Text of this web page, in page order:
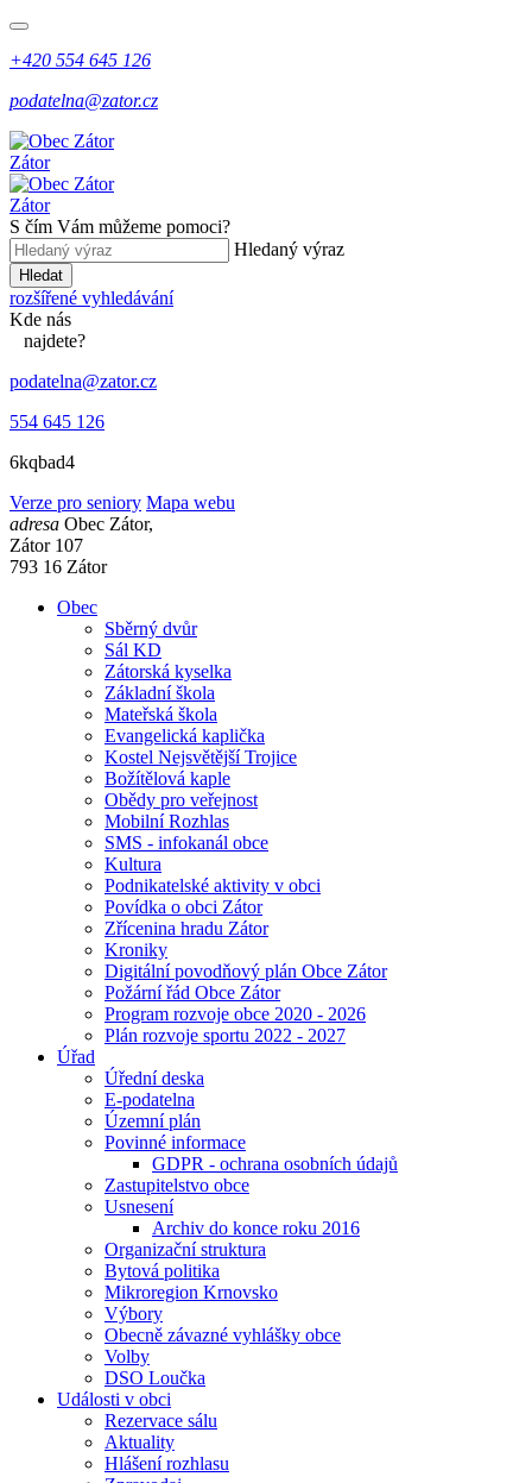
+420 554 645 126
podatelna@zator.cz
Zátor
Zátor
S čím Vám můžeme pomoci?
Hledaný výraz
Hledat
rozšířené vyhledávání
Kde nás
najdete?
podatelna@zator.cz
554 645 126
6kqbad4
Verze pro seniory Mapa webu
adresa Obec Zátor,
Zátor 107
793 16 Zátor
Obec
Sběrný dvůr
Sál KD
Zátorská kyselka
Základní škola
Mateřská škola
Evangelická kaplička
Kostel Nejsvětější Trojice
Božítělová kaple
Obědy pro veřejnost
Mobilní Rozhlas
SMS - infokanál obce
Kultura
Podnikatelské aktivity v obci
Povídka o obci Zátor
Zřícenina hradu Zátor
Kroniky
Digitální povodňový plán Obce Zátor
Požární řád Obce Zátor
Program rozvoje obce 2020 - 2026
Plán rozvoje sportu 2022 - 2027
Úřad
Úřední deska
E-podatelna
Územní plán
Povinné informace
GDPR - ochrana osobních údajů
Zastupitelstvo obce
Usnesení
Archiv do konce roku 2016
Organizační struktura
Bytová politika
Mikroregion Krnovsko
Výbory
Obecně závazné vyhlášky obce
Volby
DSO Loučka
Události v obci
Rezervace sálu
Aktuality
Hlášení rozhlasu